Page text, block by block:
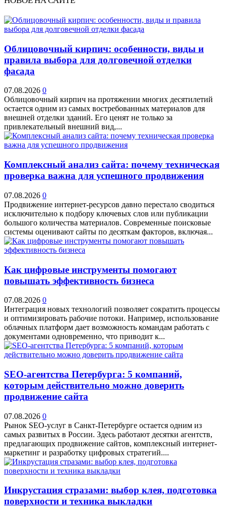
Облицовочный кирпич: особенности, виды и
правила выбора для долговечной отделки
фасада
07.08.2026 0
Облицовочный кирпич на протяжении многих десятилетий
остается одним из самых востребованных материалов для
внешней отделки зданий. Его ценят не только за
привлекательный внешний вид,...
Комплексный анализ сайта: почему техническая
проверка важна для успешного продвижения
07.08.2026 0
Продвижение интернет-ресурсов давно перестало сводиться
исключительно к подбору ключевых слов или публикации
большого количества материалов. Современные поисковые
системы оценивают сайты по десяткам факторов, включая...
Как цифровые инструменты помогают
повышать эффективность бизнеса
07.08.2026 0
Интеграция новых технологий позволяет сократить процессы
и оптимизировать рабочие потоки. Например, использование
облачных платформ дает возможность командам работать с
документами одновременно, что приводит к...
SEO-агентства Петербурга: 5 компаний,
которым действительно можно доверить
продвижение сайта
07.08.2026 0
Рынок SEO-услуг в Санкт-Петербурге остается одним из
самых развитых в России. Здесь работают десятки агентств,
предлагающих продвижение сайтов, комплексный интернет-
маркетинг и разработку цифровых стратегий....
Инкрустация стразами: выбор клея, подготовка
поверхности и техника выкладки